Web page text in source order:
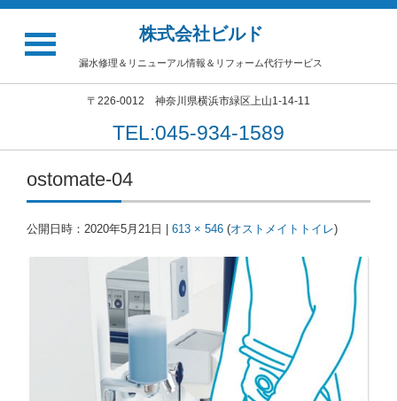
株式会社ビルド
漏水修理＆リニューアル情報＆リフォーム代行サービス
〒226-0012 神奈川県横浜市緑区上山1-14-11
TEL:045-934-1589
ostomate-04
公開日時： 2020年5月21日 613 × 546 (オストメイトトイレ)